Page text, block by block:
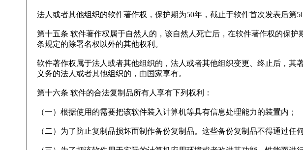
法人或者其他组织的软件著作权，保护期为50年，截止于软件首次发表后
第十五条 软件著作权属于自然人的，该自然人死亡后，在软件著作权的保
条规定的除署名权以外的其他权利。
软件著作权属于法人或者其他组织的，法人或者其他组织变更、终止后，
义务的法人或者其他组织的，由国家享有。
第十六条 软件的合法复制品所有人享有下列权利：
（一）根据使用的需要把该软件装入计算机等具有信息处理能力的装置内；
（二）为了防止复制品损坏而制作备份复制品。这些备份复制品不得通过